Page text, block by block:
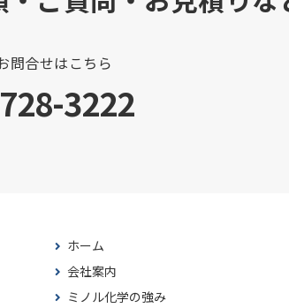
問合せはこちら
3222
ホーム
会社案内
ミノル化学の強み